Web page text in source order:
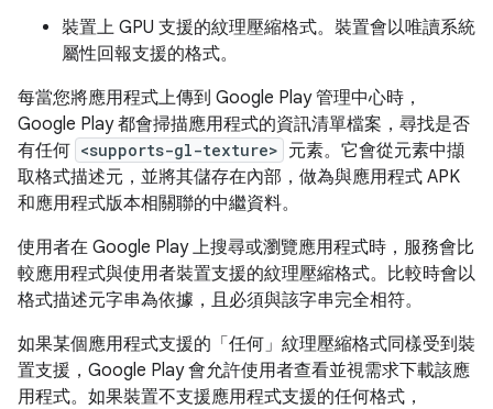
裝置上 GPU 支援的紋理壓縮格式。裝置會以唯讀系統
屬性回報支援的格式。
每當您將應用程式上傳到 Google Play 管理中心時，
Google Play 都會掃描應用程式的資訊清單檔案，尋找是否
有任何 <supports-gl-texture> 元素。它會從元素中擷
取格式描述元，並將其儲存在內部，做為與應用程式 APK
和應用程式版本相關聯的中繼資料。
使用者在 Google Play 上搜尋或瀏覽應用程式時，服務會比
較應用程式與使用者裝置支援的紋理壓縮格式。比較時會以
格式描述元字串為依據，且必須與該字串完全相符。
如果某個應用程式支援的「任何」 紋理壓縮格式同樣受到裝
置支援，Google Play 會允許使用者查看並視需求下載該應
用程式。如果裝置不支援應用程式支援的任何格式，